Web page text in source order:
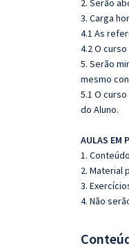
2. Serão
3. Carga
4.1 As
4.2 O curso
5. Serão
mesmo
5.1 O
do Aluno.
AULAS EM
1.
2. Material
3.
4. Não